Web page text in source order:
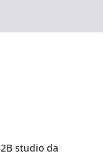
studio da